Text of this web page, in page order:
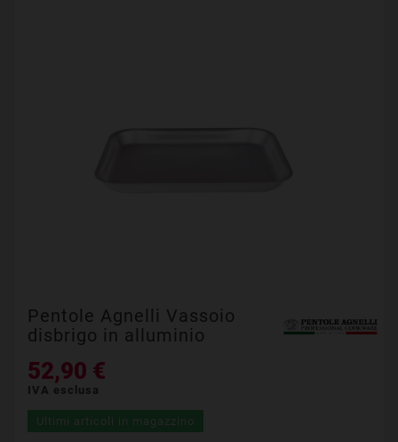
Pentole Agnelli Vassoio
disbrigo in alluminio
52,90 €
IVA esclusa
Ultimi articoli in magazzino